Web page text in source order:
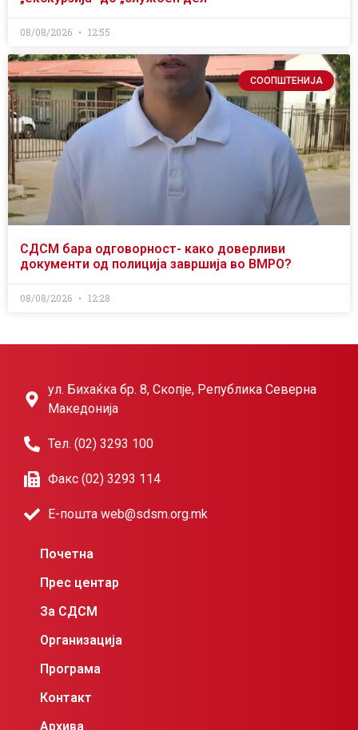
08/08/2026 12:55
СООПШТЕНИЈА
СДСМ бара одговорност- како доверливи
документи од полиција завршија во ВМРО?
08/08/2026 12:28
ул. Бихаќка бр. 8, Скопје, Република Северна
Македонија
Тел. (02) 3293 100
Факс (02) 3293 114
Е-пошта web@sdsm.org.mk
Почетна
Прес центар
За СДСМ
Организација
Програма
Контакт
Архива